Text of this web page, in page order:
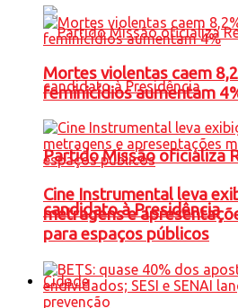
Partido Missão oficializa
candidato à Presidência
Cidade
Mortes violentas caem
feminicídios aumentam
Cine Instrumental leva
metragens e
para espaços públicos